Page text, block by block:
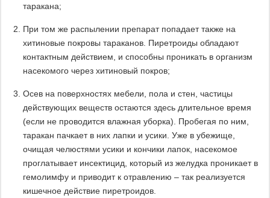
таракана;
При том же распылении препарат попадает также на
хитиновые покровы тараканов. Пиретроиды обладают
контактным действием, и способны проникать в организм
насекомого через хитиновый покров;
Осев на поверхностях мебели, пола и стен, частицы
действующих веществ остаются здесь длительное время
(если не проводится влажная уборка). Пробегая по ним,
таракан пачкает в них лапки и усики. Уже в убежище,
очищая челюстями усики и кончики лапок, насекомое
проглатывает инсектицид, который из желудка проникает в
гемолимфу и приводит к отравлению – так реализуется
кишечное действие пиретроидов.